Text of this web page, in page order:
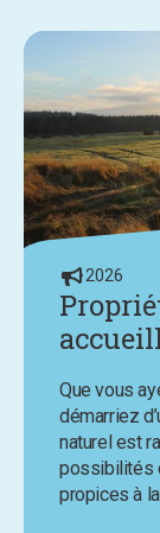
2026
naturel
Que vous
démarriez
naturel est
possibilités
propices à